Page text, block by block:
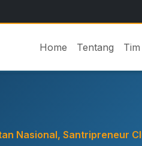
Home Tentang
Nasional, Santripreneur